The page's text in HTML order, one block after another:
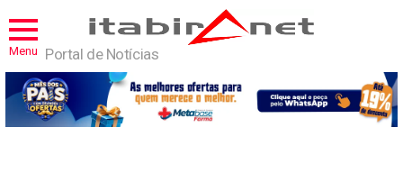
Menu Portal de Notícias